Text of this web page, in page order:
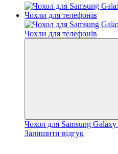
Чохол для Samsung
Залишити відгук